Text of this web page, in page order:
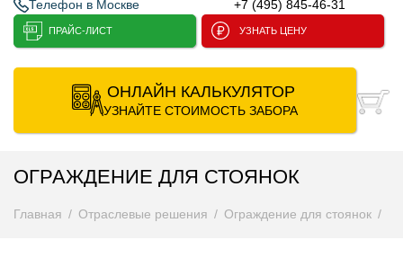
Телефон в Москве +7 (495) 845-46-31
ПРАЙС-ЛИСТ УЗНАТЬ ЦЕНУ
ОНЛАЙН КАЛЬКУЛЯТОР
УЗНАЙТЕ СТОИМОСТЬ ЗАБОРА
ОГРАЖДЕНИЕ ДЛЯ СТОЯНОК
Главная Отраслевые решения Ограждение для стоянок